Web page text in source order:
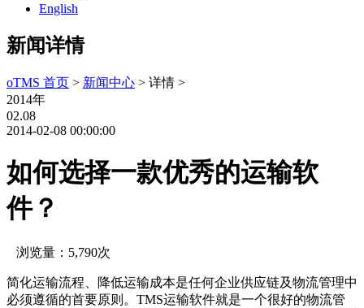
English
新闻详情
oTMS 首页 > 新闻中心 > 详情 >
2014年
02.08
2014-02-08 00:00:00
如何选择一款优秀的运输软
件？
浏览量：5,790次
简化运输流程、降低运输成本是任何企业供应链及物流管理中
必须遵循的首要原则。TMS运输软件就是一个很好的物流管